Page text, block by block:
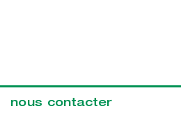
nous contacter